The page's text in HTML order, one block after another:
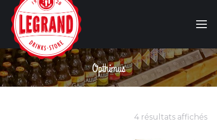
Opthimus
Vous êtes ici :
4 résultats affichés